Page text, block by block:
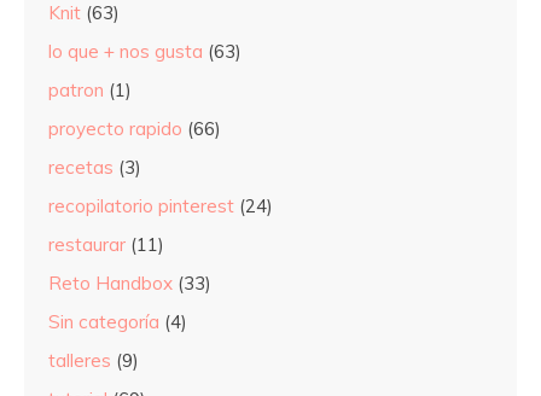
Knit (63)
lo que + nos gusta (63)
patron (1)
proyecto rapido (66)
recetas (3)
recopilatorio pinterest (24)
restaurar (11)
Reto Handbox (33)
Sin categoría (4)
talleres (9)